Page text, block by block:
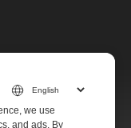
we use
and ads. By